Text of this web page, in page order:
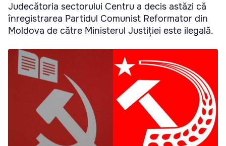
Judecătoria sectorului Centru a decis astăzi că
înregistrarea Partidul Comunist Reformator din
Moldova de către Ministerul Justiției este ilegală.